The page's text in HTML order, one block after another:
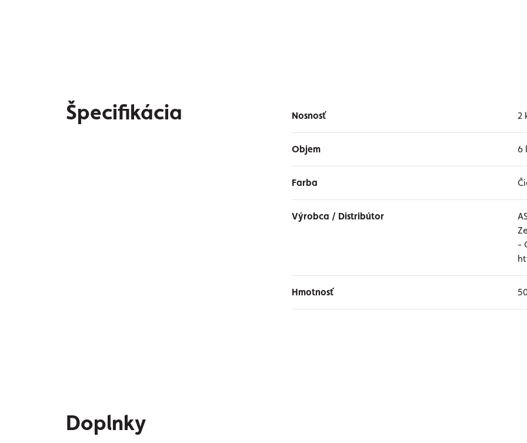
Špecifikácia Nosnosť 2
Objem 6 l
Farba
Výrobca / Distribútor
-
Hmotnosť
Doplnky